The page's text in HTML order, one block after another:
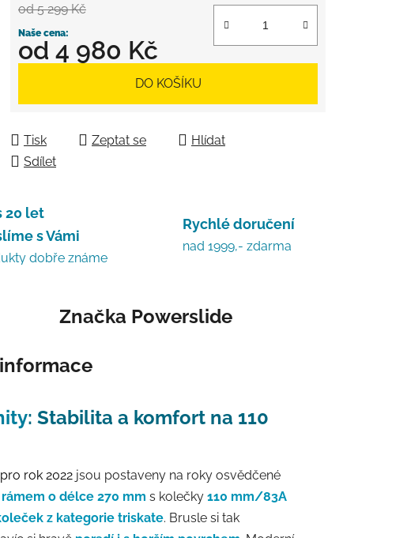
od 5 299 Kč
od 4 980 Kč
DO KOŠÍKU
Tisk Zeptat se
Hlídat
Sdílet
20 let
s Vámi
dobře známe
Rychlé doručení
nad 1999,- zdarma
Značka Powerslide
: Stabilita a komfort na 110
pro rok 2022 jsou postaveny na roky osvědčené
o délce 270 mm s kolečky 110 mm/83A
z kategorie triskate. Brusle si tak